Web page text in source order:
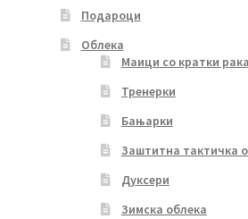
Подароци
Облека
Маици со кратки
Тренерки
Бањарки
Заштитна тактичка
Дуксери
Зимска облека